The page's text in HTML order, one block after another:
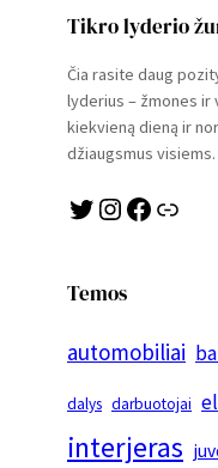
Tikro lyderio
Čia rasite daug
lyderius – žmones
kiekvieną dieną ir
džiaugsmus visiems.
Twitter Instagram Facebook Link
Temos
automobiliai
dalys darbuotojai
interjeras